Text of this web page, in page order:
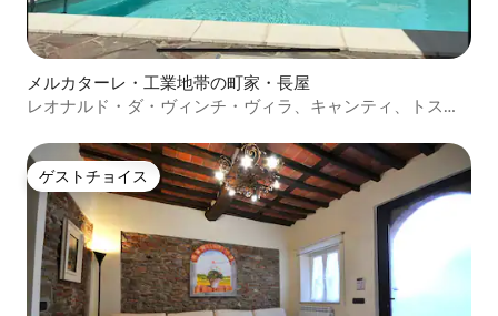
メルカターレ・工業地帯の町家・長屋
レオナルド・ダ・ヴィンチ・ヴィラ、キャンティ、トスカ
ゲストチョイス
ゲストチョイス